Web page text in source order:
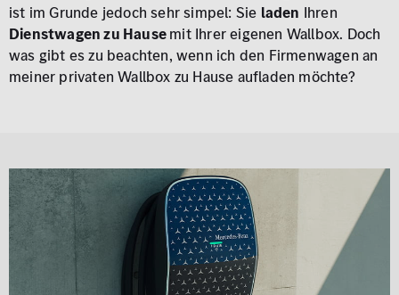
ist im Grunde jedoch sehr simpel: Sie laden Ihren
Dienstwagen zu Hausemit Ihrer eigenen Wallbox. Doch
was gibt es zu beachten, wenn ich den Firmenwagen an
meiner privaten Wallbox zu Hause aufladen möchte?